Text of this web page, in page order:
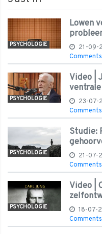
PSYCHOLOGIE
Lowen
21-09-
Comments
PSYCHOLOGIE
Video |
23-07-
Comments
PSYCHOLOGIE
Studie:
21-07-
Comments
PSYCHOLOGIE
Video |
18-07-
Comments